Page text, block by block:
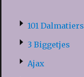
101 Dalmatiers
3 Biggetjes
Ajax